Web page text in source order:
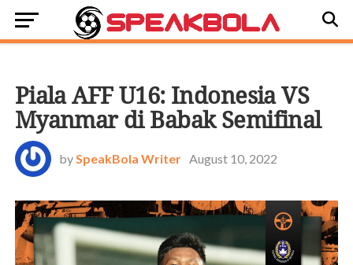
Piala AFF U16: Indonesia VS
Myanmar di Babak Semifinal
bySpeakBola Writer August 10, 2022